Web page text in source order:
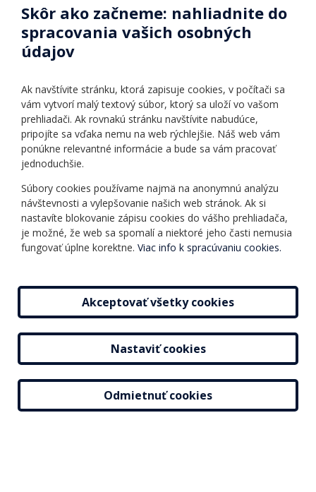
Fotogalérie
Identifikačné údaje školy
Úradné hodiny
Vnútorný poriadok
Online testy
Ponuka jazykov
Informácie o kurzoch
Online testy
Ako si vybrať a kúpiť
kurz
Príspevky
Rozvrh hodín
Ochrana osobných
údajov
Všeobecné obchodné
podmienky
2026 © Jazyková škola |Nastavenie cookies
Tvorba web stránokaredakčný systémodAlejTech, spol. s r.o.
Skôr ako začneme: nahliadnite do
spracovania vašich osobných
údajov
Ak navštívite stránku, ktorá zapisuje cookies, v počítači sa
vám vytvorí malý textový súbor, ktorý sa uloží vo vašom
prehliadači. Ak rovnakú stránku navštívite nabudúce,
pripojíte sa vďaka nemu na web rýchlejšie. Náš web vám
ponúkne relevantné informácie a bude sa vám pracovať
jednoduchšie.
Súbory cookies používame najmä na anonymnú analýzu
návštevnosti a vylepšovanie našich web stránok. Ak si
nastavíte blokovanie zápisu cookies do vášho prehliadača,
je možné, že web sa spomalí a niektoré jeho časti nemusia
fungovať úplne korektne. Viac info k spracúvaniu cookies.
Akceptovať všetky cookies
Nastaviť cookies
Odmietnuť cookies